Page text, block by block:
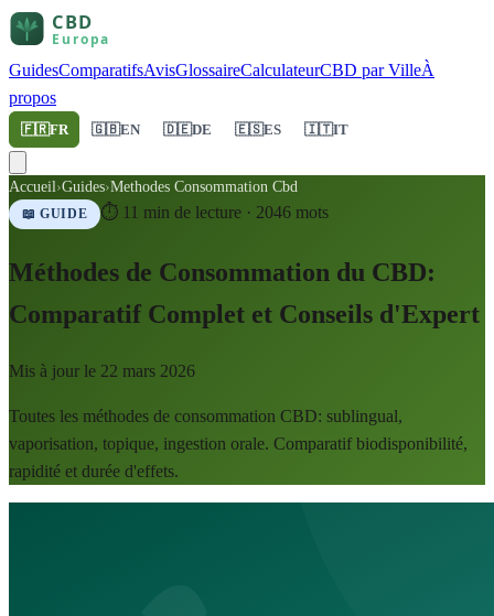
GuidesComparatifsAvisGlossaireCalculateurCBD par VilleÀ
propos
🇫🇷FR 🇬🇧EN 🇩🇪DE 🇪🇸ES 🇮🇹IT
Accueil›Guides›Methodes Consommation Cbd
📖 GUIDE ⏱ 11 min de lecture · 2046 mots
Méthodes de Consommation du CBD:
Comparatif Complet et Conseils d'Expert
Mis à jour le 22 mars 2026
Toutes les méthodes de consommation CBD: sublingual,
vaporisation, topique, ingestion orale. Comparatif biodisponibilité,
rapidité et durée d'effets.